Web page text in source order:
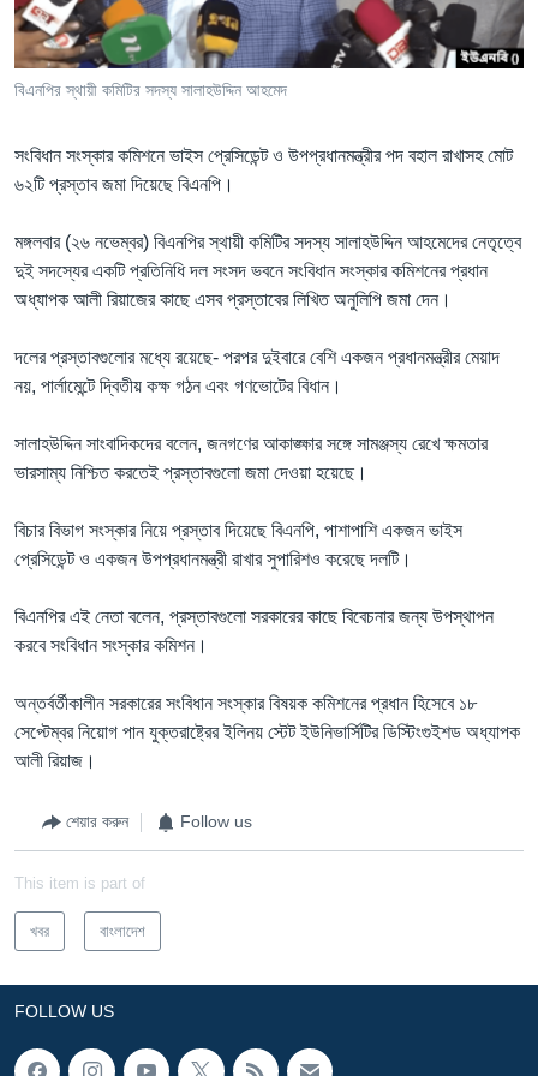
Learning English
FOLLOW US
বিএনপির স্থায়ী কমিটির সদস্য সালাহউদ্দিন আহমেদ
সংবিধান সংস্কার কমিশনে ভাইস প্রেসিডেন্ট ও উপপ্রধানমন্ত্রীর পদ বহাল রাখাসহ মোট
৬২টি প্রস্তাব জমা দিয়েছে বিএনপি।
মঙ্গলবার (২৬ নভেম্বর) বিএনপির স্থায়ী কমিটির সদস্য সালাহউদ্দিন আহমেদের নেতৃত্বে
দুই সদস্যের একটি প্রতিনিধি দল সংসদ ভবনে সংবিধান সংস্কার কমিশনের প্রধান
অধ্যাপক আলী রিয়াজের কাছে এসব প্রস্তাবের লিখিত অনুলিপি জমা দেন।
দলের প্রস্তাবগুলোর মধ্যে রয়েছে- পরপর দুইবারে বেশি একজন প্রধানমন্ত্রীর মেয়াদ
নয়, পার্লামেন্টে দ্বিতীয় কক্ষ গঠন এবং গণভোটের বিধান।
সালাহউদ্দিন সাংবাদিকদের বলেন, জনগণের আকাঙ্ক্ষার সঙ্গে সামঞ্জস্য রেখে ক্ষমতার
ভারসাম্য নিশ্চিত করতেই প্রস্তাবগুলো জমা দেওয়া হয়েছে।
বিচার বিভাগ সংস্কার নিয়ে প্রস্তাব দিয়েছে বিএনপি, পাশাপাশি একজন ভাইস
প্রেসিডেন্ট ও একজন উপপ্রধানমন্ত্রী রাখার সুপারিশও করেছে দলটি।
বিএনপির এই নেতা বলেন, প্রস্তাবগুলো সরকারের কাছে বিবেচনার জন্য উপস্থাপন
করবে সংবিধান সংস্কার কমিশন।
অন্তর্বর্তীকালীন সরকারের সংবিধান সংস্কার বিষয়ক কমিশনের প্রধান হিসেবে ১৮
সেপ্টেম্বর নিয়োগ পান যুক্তরাষ্ট্রের ইলিনয় স্টেট ইউনিভার্সিটির ডিস্টিংগুইশড অধ্যাপক
আলী রিয়াজ।
শেয়ার করুন Follow us
This item is part of
খবর বাংলাদেশ
FOLLOW US